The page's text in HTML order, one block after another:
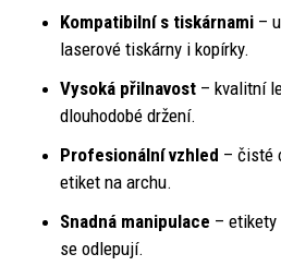
Kompatibilní s tiskárnami –
laserové tiskárny i kopírky.
Vysoká přilnavost – kvalitní
dlouhodobé držení.
Profesionální vzhled – čisté
etiket na archu.
Snadná manipulace – etikety
se odlepují.